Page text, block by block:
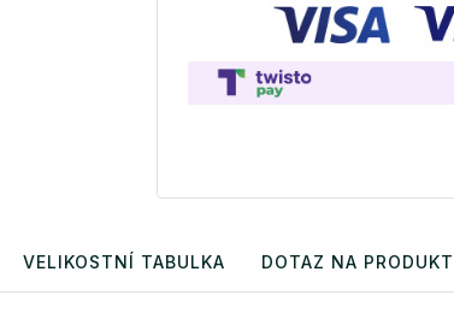
VELIKOSTNÍ TABULKA DOTAZ NA PRODUKT